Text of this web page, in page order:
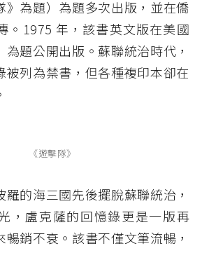
》為題）為題多次出版，並在僑
。1975 年，該書英文版在美國
題公開出版。蘇聯統治時代，
被列為禁書，但各種複印本卻在
《遊擊隊》
的海三國先後擺脫蘇聯統治，
，盧克薩的回憶錄更是一版再
銷不衰。該書不僅文筆流暢，